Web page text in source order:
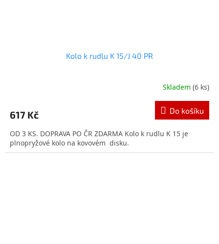
Kolo k rudlu K 15/J 40 PR
Skladem (6 ks)
617 Kč Do košíku
OD 3 KS. DOPRAVA PO ČR ZDARMA Kolo k rudlu K 15 je
plnopryžové kolo na kovovém disku.